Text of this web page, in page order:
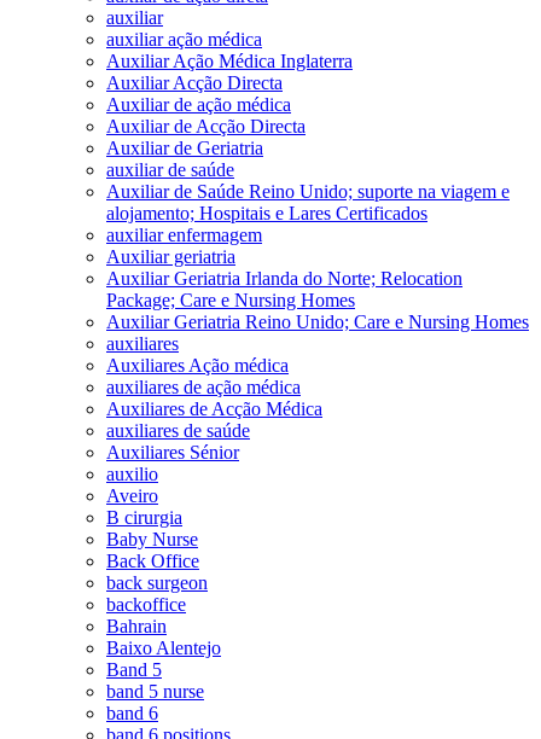
auxiliar
auxiliar ação médica
Auxiliar Ação Médica Inglaterra
Auxiliar Acção Directa
Auxiliar de ação médica
Auxiliar de Acção Directa
Auxiliar de Geriatria
auxiliar de saúde
Auxiliar de Saúde Reino Unido; suporte na viagem e
alojamento; Hospitais e Lares Certificados
auxiliar enfermagem
Auxiliar geriatria
Auxiliar Geriatria Irlanda do Norte; Relocation
Package; Care e Nursing Homes
Auxiliar Geriatria Reino Unido; Care e Nursing Homes
auxiliares
Auxiliares Ação médica
auxiliares de ação médica
Auxiliares de Acção Médica
auxiliares de saúde
Auxiliares Sénior
auxilio
Aveiro
B cirurgia
Baby Nurse
Back Office
back surgeon
backoffice
Bahrain
Baixo Alentejo
Band 5
band 5 nurse
band 6
band 6 positions